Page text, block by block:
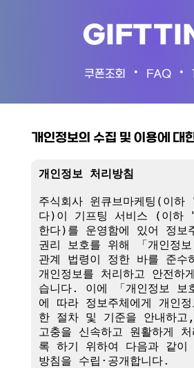
쿠폰조회 • FAQ •
개인정보의 수집 및 이용에 대
개인정보 처리방침
주식회사 윈큐브마케팅(이
다)이 기프팅 서비스 (이하
한다)를 운영함에 있어 정보
권리 보호를 위해 「개인정
관계 법령이 정한 바를 준수
개인정보를 처리하고 안전하
습니다. 이에 「개인정보 보
에 따라 정보주체에게 개인
한 절차 및 기준을 안내하
고충을 신속하고 원활하게
록 하기 위하여 다음과 같이
방침을 수립·공개합니다.